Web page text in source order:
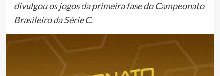
divulgou os jogos da primeira fase do Campeonato
Brasileiro da Série C.